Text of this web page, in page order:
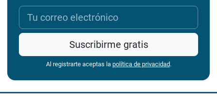
Suscribirme gratis
Al registrarte aceptas la política de privacidad.